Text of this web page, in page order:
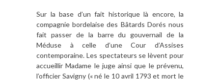
Sur la base d’un fait historique là encore, la
compagnie bordelaise des Bâtards Dorés nous
fait passer de la barre du gouvernail de la
Méduse à celle d’une Cour d’Assises
contemporaine. Les spectateurs se lèvent pour
accueillir Madame le juge ainsi que le prévenu,
l’officier Savigny (« né le 10 avril 1793 et mort le